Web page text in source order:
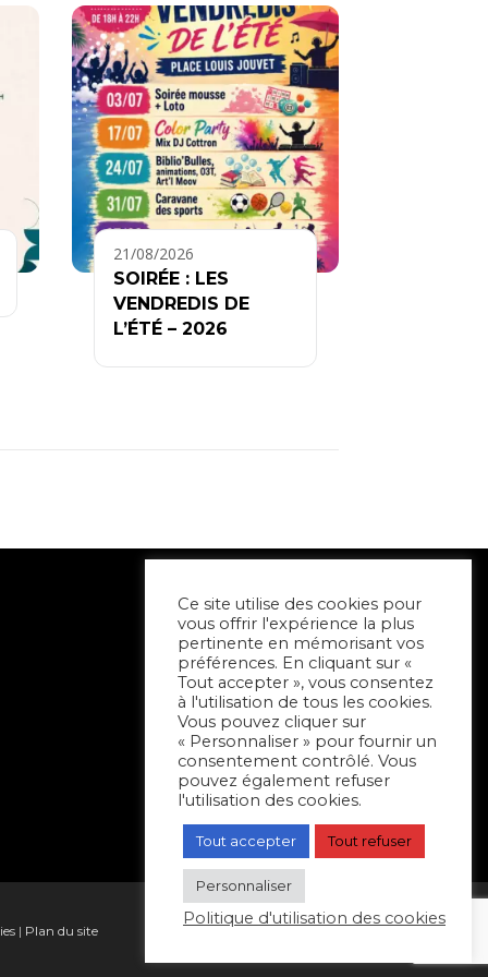
21/08/2026
SOIRÉE : LES
VENDREDIS DE
L’ÉTÉ – 2026
| Plan du site
Ce site utilise des cookies pour
vous offrir l'expérience la plus
pertinente en mémorisant vos
préférences. En cliquant sur «
Tout accepter », vous consentez
à l'utilisation de tous les cookies.
Vous pouvez cliquer sur
« Personnaliser » pour fournir un
consentement contrôlé. Vous
pouvez également refuser
l'utilisation des cookies.
Tout accepter Tout refuser
Personnaliser
Politique d'utilisation des cookies